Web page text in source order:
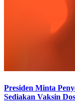
Presiden Minta
Sediakan Vaksin